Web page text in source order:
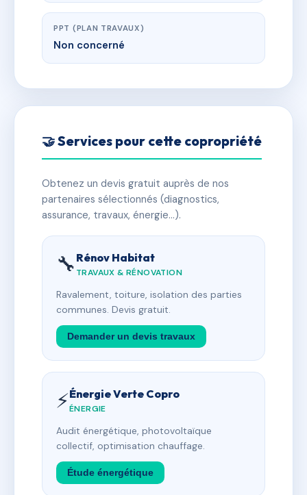
PPT (PLAN TRAVAUX)
Non concerné
🤝 Services pour cette copropriété
Obtenez un devis gratuit auprès de nos
partenaires sélectionnés (diagnostics,
assurance, travaux, énergie…).
🔧 Rénov Habitat
TRAVAUX & RÉNOVATION
Ravalement, toiture, isolation des parties
communes. Devis gratuit.
Demander un devis travaux
⚡Énergie Verte Copro
ÉNERGIE
Audit énergétique, photovoltaïque
collectif, optimisation chauffage.
Étude énergétique